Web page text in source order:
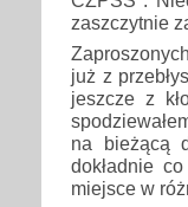
zaszczytnie
już z
jeszcze z
na bieżącą
dokładnie
miejsce w